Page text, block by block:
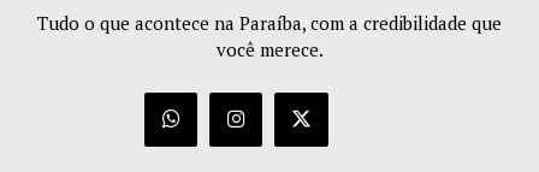
Tudo o que acontece na Paraíba, com a credibilidade que
você merece.